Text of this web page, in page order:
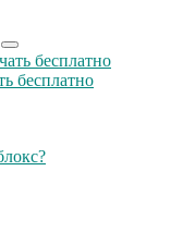
бесплатно